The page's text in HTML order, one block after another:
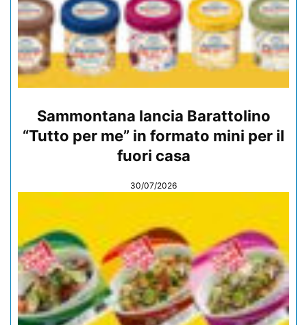
Sammontana lancia Barattolino
“Tutto per me” in formato mini per il
fuori casa
30/07/2026